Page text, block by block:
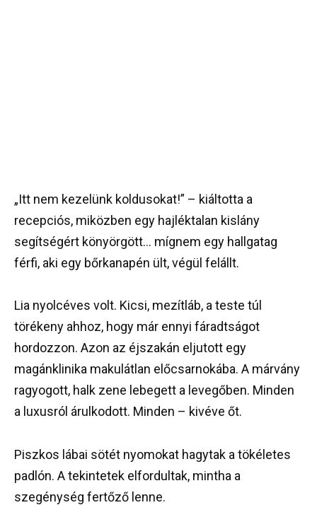
„Itt nem kezelünk koldusokat!” – kiáltotta a
recepciós, miközben egy hajléktalan kislány
segítségért könyörgött… mígnem egy hallgatag
férfi, aki egy bőrkanapén ült, végül felállt.
Lia nyolcéves volt. Kicsi, mezítláb, a teste túl
törékeny ahhoz, hogy már ennyi fáradtságot
hordozzon. Azon az éjszakán eljutott egy
magánklinika makulátlan előcsarnokába. A márvány
ragyogott, halk zene lebegett a levegőben. Minden
a luxusról árulkodott. Minden – kivéve őt.
Piszkos lábai sötét nyomokat hagytak a tökéletes
padlón. A tekintetek elfordultak, mintha a
szegénység fertőző lenne.